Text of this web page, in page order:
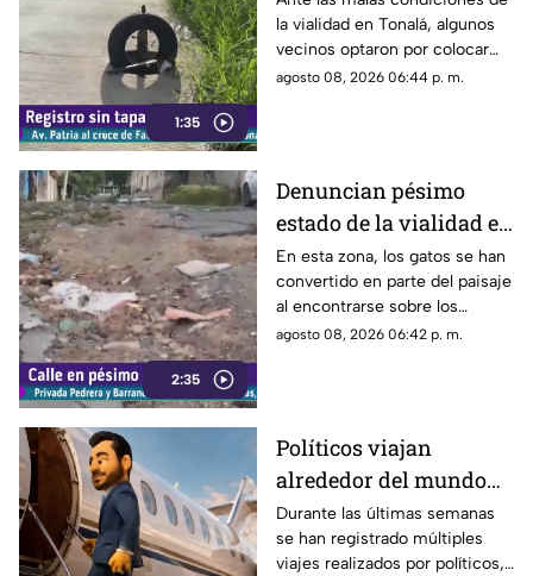
1:35
la vialidad en Tonalá, algunos
vecinos optaron por colocar
una llanta como señalamiento
agosto 08, 2026 06:44 p. m.
2:35
Denuncian pésimo
estado de la vialidad en
Privada Pedrera y
Barrancones
En esta zona, los gatos se han
convertido en parte del paisaje
al encontrarse sobre los
techos y las puertas de las
agosto 08, 2026 06:42 p. m.
Políticos viajan
alrededor del mundo
sin ninguna
preocupación
Durante las últimas semanas
se han registrado múltiples
viajes realizados por políticos,